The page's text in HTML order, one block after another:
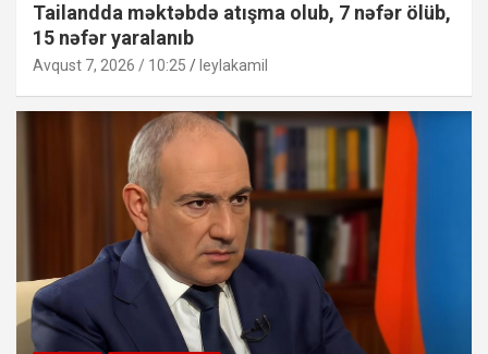
Tailandda məktəbdə atışma olub, 7 nəfər ölüb,
15 nəfər yaralanıb
Avqust 7, 2026 / 10:25 leylakamil